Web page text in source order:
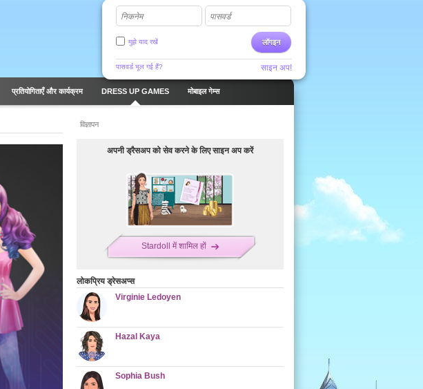
निकनेम पासवर्ड
लॉगइन
मुझे याद रखें
पासवर्ड भूल गई हैं? साइन अप!
प्रतियोगिताएँ और कार्यक्रम DRESS UP GAMES मोबाइल गेम्स
विज्ञापन
अपनी ड्रैसअप को सेव करने के लिए साइन अप करें
Stardoll में शामिल हों
लोकप्रिय ड्रेसअप्स
Virginie Ledoyen
Hazal Kaya
Sophia Bush